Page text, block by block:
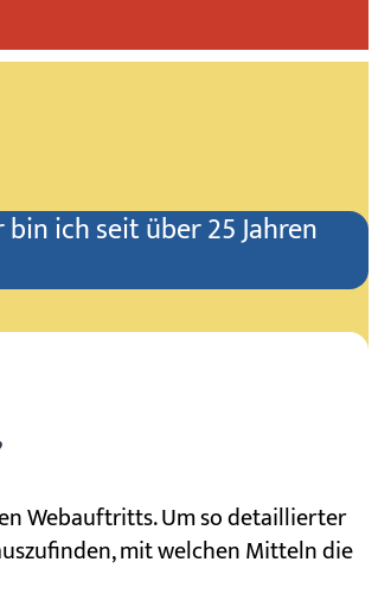
ich seit über 25 Jahren
Webauftritts. Um so detaillierter
mit welchen Mitteln die